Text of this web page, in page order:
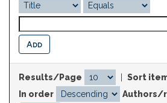
Results/Page
Sort
In order
Authors/